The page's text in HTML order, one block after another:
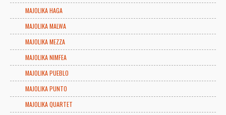
MAJOLIKA HAGA
MAJOLIKA MALWA
MAJOLIKA MEZZA
MAJOLIKA NIMFEA
MAJOLIKA PUEBLO
MAJOLIKA PUNTO
MAJOLIKA QUARTET